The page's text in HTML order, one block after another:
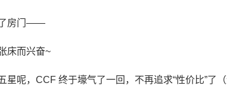
了房门——
床而兴奋~
星呢，CCF 终于壕气了一回，不再追求“性价比”了